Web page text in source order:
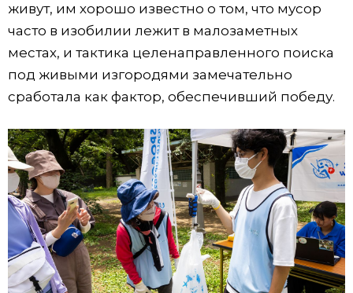
живут, им хорошо известно о том, что мусор
часто в изобилии лежит в малозаметных
местах, и тактика целенаправленного поиска
под живыми изгородями замечательно
сработала как фактор, обеспечивший победу.